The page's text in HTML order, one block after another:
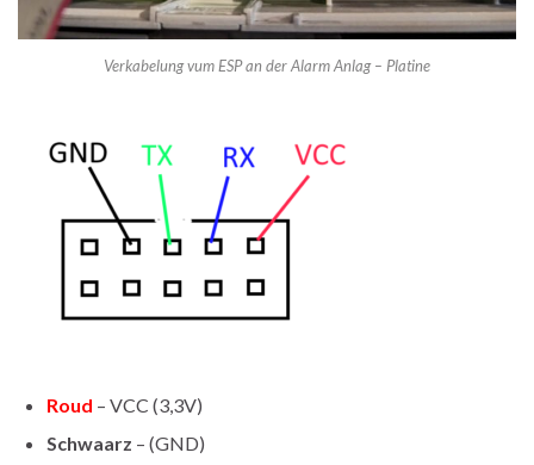
Verkabelung vum ESP an der Alarm Anlag – Platine
Roud – VCC (3,3V)
Schwaarz – (GND)